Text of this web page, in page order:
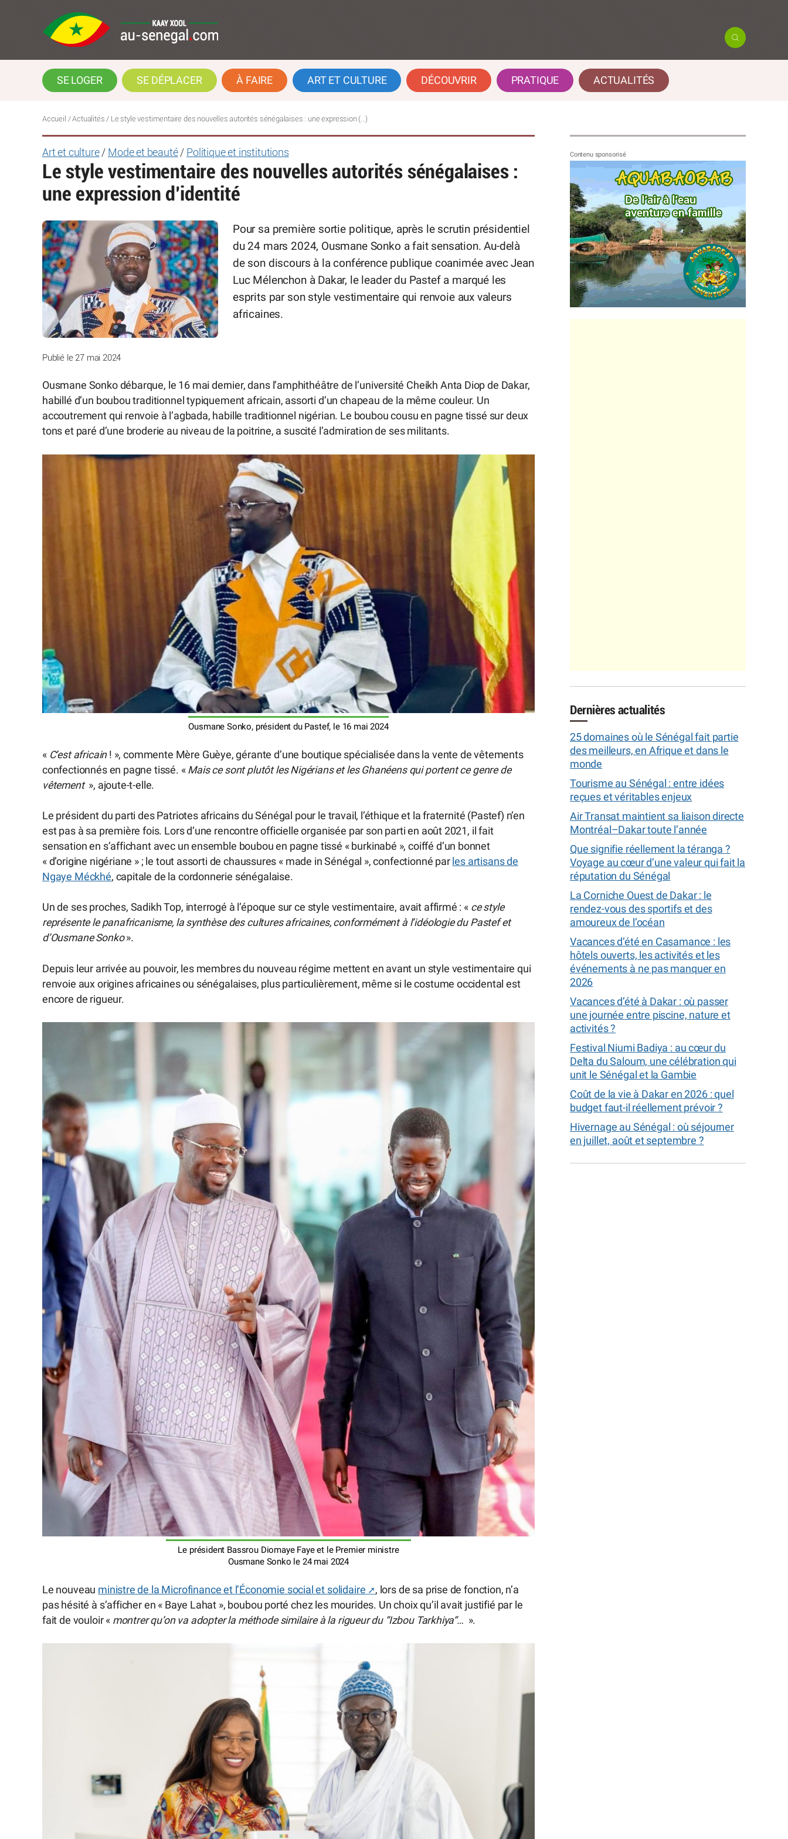
SE LOGER SE DÉPLACER À FAIRE ART ET CULTURE DÉCOUVRIR PRATIQUE ACTUALITÉS
Accueil /Actualités / Le style vestimentaire des nouvelles autorités sénégalaises : une expression (…)
Art et culture/ Mode et beauté/ Politique et institutions
Le style vestimentaire des nouvelles autorités sénégalaises :
une expression d’identité
Pour sa première sortie politique, après le scrutin présidentiel
du 24 mars 2024, Ousmane Sonko a fait sensation. Au-delà
de son discours à la conférence publique coanimée avec Jean
Luc Mélenchon à Dakar, le leader du Pastef a marqué les
esprits par son style vestimentaire qui renvoie aux valeurs
africaines.
Publié le 27 mai 2024
Ousmane Sonko débarque, le 16 mai dernier, dans l’amphithéâtre de l’université Cheikh Anta Diop de Dakar,
habillé d’un boubou traditionnel typiquement africain, assorti d’un chapeau de la même couleur. Un
accoutrement qui renvoie à l’agbada, habille traditionnel nigérian. Le boubou cousu en pagne tissé sur deux
tons et paré d’une broderie au niveau de la poitrine, a suscité l’admiration de ses militants.
Ousmane Sonko, président du Pastef, le 16 mai 2024
« C’est africain! », commente Mère Guèye, gérante d’une boutique spécialisée dans la vente de vêtements
confectionnés en pagne tissé. « Mais ce sont plutôt les Nigérians et les Ghanéens qui portent ce genre de
vêtement », ajoute-t-elle.
Le président du parti des Patriotes africains du Sénégal pour le travail, l’éthique et la fraternité (Pastef) n’en
est pas à sa première fois. Lors d’une rencontre officielle organisée par son parti en août 2021, il fait
sensation en s’affichant avec un ensemble boubou en pagne tissé « burkinabé », coiffé d’un bonnet
« d’origine nigériane » ; le tout assorti de chaussures « made in Sénégal », confectionné par les artisans de
Ngaye Méckhé, capitale de la cordonnerie sénégalaise.
Un de ses proches, Sadikh Top, interrogé à l’époque sur ce style vestimentaire, avait affirmé : « ce style
représente le panafricanisme, la synthèse des cultures africaines, conformément à l’idéologie du Pastef et
d’Ousmane Sonko».
Depuis leur arrivée au pouvoir, les membres du nouveau régime mettent en avant un style vestimentaire qui
renvoie aux origines africaines ou sénégalaises, plus particulièrement, même si le costume occidental est
encore de rigueur.
Le président Bassrou Diomaye Faye et le Premier ministre
Ousmane Sonko le 24 mai 2024
Le nouveau ministre de la Microfinance et l’Économie social et solidaire
, lors de sa prise de fonction, n’a
pas hésité à s’afficher en « Baye Lahat », boubou porté chez les mourides. Un choix qu’il avait justifié par le
fait de vouloir « montrer qu’on va adopter la méthode similaire à la rigueur du “Izbou Tarkhiya“… ».
Dernières actualités
25 domaines où le Sénégal fait partie
des meilleurs, en Afrique et dans le
monde
Tourisme au Sénégal : entre idées
reçues et véritables enjeux
Air Transat maintient sa liaison directe
Montréal–Dakar toute l’année
Que signifie réellement la téranga ?
Voyage au cœur d’une valeur qui fait la
réputation du Sénégal
La Corniche Ouest de Dakar : le
rendez-vous des sportifs et des
amoureux de l’océan
Vacances d’été en Casamance : les
hôtels ouverts, les activités et les
événements à ne pas manquer en
2026
Vacances d’été à Dakar : où passer
une journée entre piscine, nature et
activités ?
Festival Niumi Badiya : au cœur du
Delta du Saloum, une célébration qui
unit le Sénégal et la Gambie
Coût de la vie à Dakar en 2026 : quel
budget faut-il réellement prévoir ?
Hivernage au Sénégal : où séjourner
en juillet, août et septembre ?